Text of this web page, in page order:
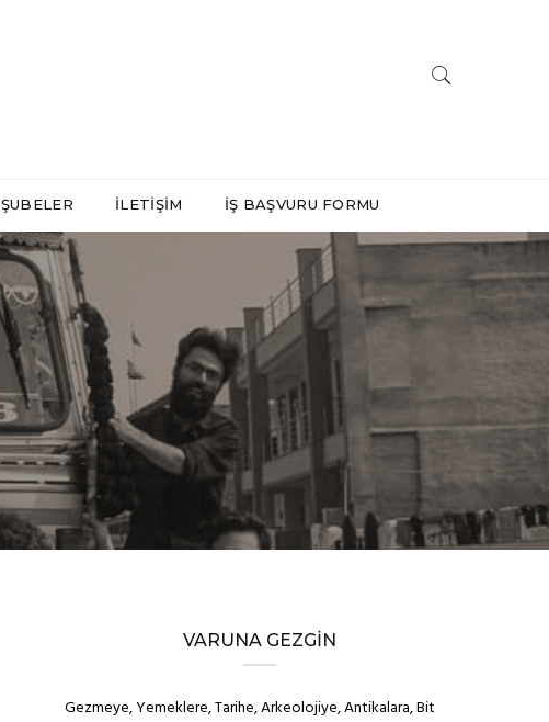
ŞUBELER İLETIŞIM İŞ BAŞVURU FORMU
VARUNA GEZGIN
Gezmeye, Yemeklere, Tarihe, Arkeolojiye, Antikalara, Bit